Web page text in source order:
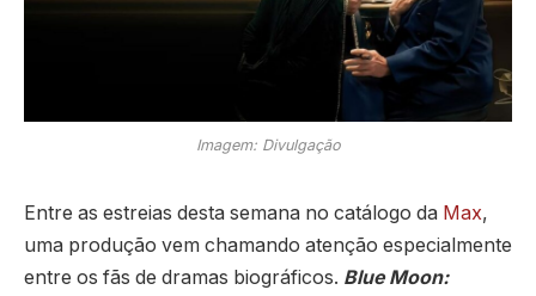
Imagem: Divulgação
Entre as estreias desta semana no catálogo da Max,
uma produção vem chamando atenção especialmente
entre os fãs de dramas biográficos. Blue Moon: